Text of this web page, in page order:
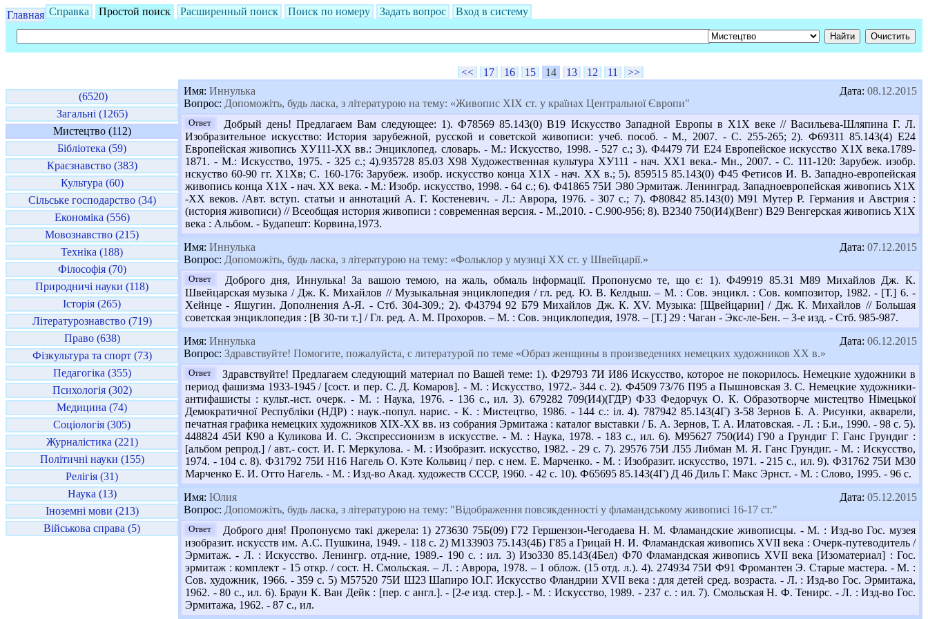
Главная Справка Простой поиск Расширенный поиск Поиск по номеру Задать вопрос Вход в систему
(6520)
Загальні (1265)
Мистецтво (112)
Бібліотека (59)
Краєзнавство (383)
Культура (60)
Сільське господарство (34)
Економіка (556)
Мовознавство (215)
Техніка (188)
Філософія (70)
Природничі науки (118)
Історія (265)
Літературознавство (719)
Право (638)
Фізкультура та спорт (73)
Педагогіка (355)
Психологія (302)
Медицина (74)
Соціологія (305)
Журналістика (221)
Політичні науки (155)
Релігія (31)
Наука (13)
Іноземні мови (213)
Військова справа (5)
<< 17 16 15 14 13 12 11
>>
Дата: 08.12.2015
Имя: Иннулька
Вопрос: Допоможіть, будь ласка, з літературою на тему: «Живопис ХІХ ст. у країнах Центральної Європи"
Ответ
Добрый день! Предлагаем Вам следующее: 1). Ф78569 85.143(0) В19 Искусство Западной Европы в Х1Х веке // Васильева-Шляпина Г. Л.
Изобразительное искусство: История зарубежной, русской и советской живописи: учеб. пособ. - М., 2007. - С. 255-265; 2). Ф69311 85.143(4) Е24
Европейская живопись ХУ111-ХХ вв.: Энциклопед. словарь. - М.: Искусство, 1998. - 527 с.; 3). Ф4479 7И Е24 Европейское искусство Х1Х века.1789-
1871. - М.: Искусство, 1975. - 325 с.; 4).935728 85.03 Х98 Художественная культура ХУ111 - нач. ХХ1 века.- Мн., 2007. - С. 111-120: Зарубеж. изобр.
искуство 60-90 гг. Х1Хв; С. 160-176: Зарубеж. изобр. искусство конца Х1Х - нач. ХХ в.; 5). 859515 85.143(0) Ф45 Фетисов И. В. Западно-европейская
живопись конца Х1Х - нач. ХХ века. - М.: Изобр. искусство, 1998. - 64 с.; 6). Ф41865 75И Э80 Эрмитаж. Ленинград. Западноевропейская живопись Х1Х
-ХХ веков. /Авт. вступ. статьи и аннотаций А. Г. Костеневич. - Л.: Аврора, 1976. - 307 с.; 7). Ф80842 85.143(0) М91 Мутер Р. Германия и Австрия :
(история живописи) // Всеобщая история живописи : современная версия. - М.,2010. - С.900-956; 8). В2340 750(И4)(Венг) В29 Венгерская живопись Х1Х
века : Альбом. - Будапешт: Корвина,1973.
Дата: 07.12.2015
Имя: Иннулька
Вопрос: Допоможіть, будь ласка, з літературою на тему: «Фольклор у музиці ХХ ст. у Швейцарії.»
Ответ
Доброго дня, Иннулька! За вашою темою, на жаль, обмаль інформації. Пропонуємо те, що є: 1). Ф49919 85.31 М89 Михайлов Дж. К.
Швейцарская музыка / Дж. К. Михайлов // Музыкальная энциклопедия / гл. ред. Ю. В. Келдыш. – М. : Сов. энцикл. : Сов. композитор, 1982. - [Т.] 6. -
Хейнце - Яшугин. Дополнения А-Я. - Стб. 304-309.; 2). Ф43794 92 Б79 Михайлов Дж. К. XV. Музыка: [Щвейцарии] / Дж. К. Михайлов // Большая
советская энциклопедия : [В 30-ти т.] / Гл. ред. А. М. Прохоров. – М. : Сов. энциклопедия, 1978. – [Т.] 29 : Чаган - Экс-ле-Бен. – 3-е изд. - Стб. 985-987.
Дата: 06.12.2015
Имя: Иннулька
Вопрос: Здравствуйте! Помогите, пожалуйста, с литературой по теме «Образ женщины в произведениях немецких художников ХХ в.»
Ответ
Здравствуйте! Предлагаем следующий материал по Вашей теме: 1). Ф29793 7И И86 Искусство, которое не покорилось. Немецкие художники в
период фашизма 1933-1945 / [сост. и пер. С. Д. Комаров]. - М. : Искусство, 1972.- 344 с. 2). Ф4509 73/76 П95 а Пышновская З. С. Немецкие художники-
антифашисты : культ.-ист. очерк. - М. : Наука, 1976. - 136 с., ил. 3). 679282 709(И4)(ГДР) Ф33 Федорчук О. К. Образотворче мистецтво Німецької
Демократичної Республіки (НДР) : наук.-попул. нарис. - К. : Мистецтво, 1986. - 144 с.: іл. 4). 787942 85.143(4Г) З-58 Зернов Б. А. Рисунки, акварели,
печатная графика немецких художников ХIХ-ХХ вв. из собрания Эрмитажа : каталог выставки / Б. А. Зернов, Т. А. Илатовская. - Л. : Б.и., 1990. - 98 с. 5).
448824 45И К90 а Куликова И. С. Экспрессионизм в искусстве. - М. : Наука, 1978. - 183 с., ил. 6). М95627 750(И4) Г90 а Грундиг Г. Ганс Грундиг :
[альбом репрод.] / авт.- сост. И. Г. Меркулова. - М. : Изобразит. искусство, 1982. - 29 с. 7). 29576 75И Л55 Либман М. Я. Ганс Грундиг. - М. : Искусство,
1974. - 104 с. 8). Ф31792 75И Н16 Нагель О. Кэте Кольвиц / пер. с нем. Е. Марченко. - М. : Изобразит. искусство, 1971. - 215 с., ил. 9). Ф31762 75И М30
Марченко Е. И. Отто Нагель. - М. : Изд-во Акад. художеств СССР, 1960. - 42 с. 10). Ф65695 85.143(4Г) Д 46 Диль Г. Макс Эрнст. - М. : Слово, 1995. - 96 с.
Дата: 05.12.2015
Имя: Юлия
Вопрос: Допоможіть, будь ласка, з літературою на тему: "Відображення повсякденності у фламандському живописі 16-17 ст."
Ответ
Доброго дня! Пропонуємо такі джерела: 1) 273630 75Б(09) Г72 Гершензон-Чегодаева Н. М. Фламандские живописцы. - М. : Изд-во Гос. музея
изобразит. искусств им. А.С. Пушкина, 1949. - 118 с. 2) М133903 75.143(4Б) Г85 а Грицай Н. И. Фламандская живопись ХVІІ века : Очерк-путеводитель /
Эрмитаж. - Л. : Искусство. Ленингр. отд-ние, 1989.- 190 с. : ил. 3) Изо330 85.143(4Бел) Ф70 Фламандская живопись XVII века [Изоматериал] : Гос.
эрмитаж : комплект - 15 откр. / сост. Н. Смольская. – Л. : Аврора, 1978. – 1 облож. (15 отд. л.). 4). 274934 75И Ф91 Фромантен Э. Старые мастера. - М. :
Сов. художник, 1966. - 359 с. 5) М57520 75И Ш23 Шапиро Ю.Г. Искусство Фландрии ХVІІ века : для детей сред. возраста. - Л. : Изд-во Гос. Эрмитажа,
1962. - 80 с., ил. 6). Браун К. Ван Дейк : [пер. с англ.]. - [2-е изд. стер.]. - М. : Искусство, 1989. - 237 с. : ил. 7). Смольская Н. Ф. Тенирс. - Л. : Изд-во Гос.
Эрмитажа, 1962. - 87 с., ил.